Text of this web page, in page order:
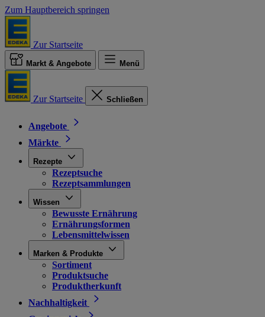
Zum Hauptbereich springen
Zur Startseite
Markt & Angebote Menü
Zur Startseite Schließen
Angebote
Märkte
Rezepte
Rezeptsuche
Rezeptsammlungen
Wissen
Bewusste Ernährung
Ernährungsformen
Lebensmittelwissen
Marken & Produkte
Sortiment
Produktsuche
Produktherkunft
Nachhaltigkeit